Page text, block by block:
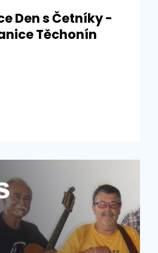
Den s Četníky -
Těchonín